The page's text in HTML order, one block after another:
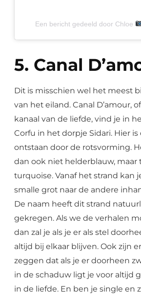
Een bericht gedeeld door Chloe
5. Canal
Dit is misschien wel het meest
van het eiland. Canal D’amour,
kanaal van de liefde, vind je in
Corfu in het dorpje Sidari. Hier is
ontstaan door de rotsvorming.
dan ook niet helderblauw, maar
turquoise. Vanaf het strand kan
smalle grot naar de andere
De naam heeft dit strand
gekregen. Als we de verhalen
dan zal je als je er als stel
altijd bij elkaar blijven. Ook zijn
zeggen dat als je er doorheen
in de schaduw ligt je voor altijd
in de liefde. En ben je single en